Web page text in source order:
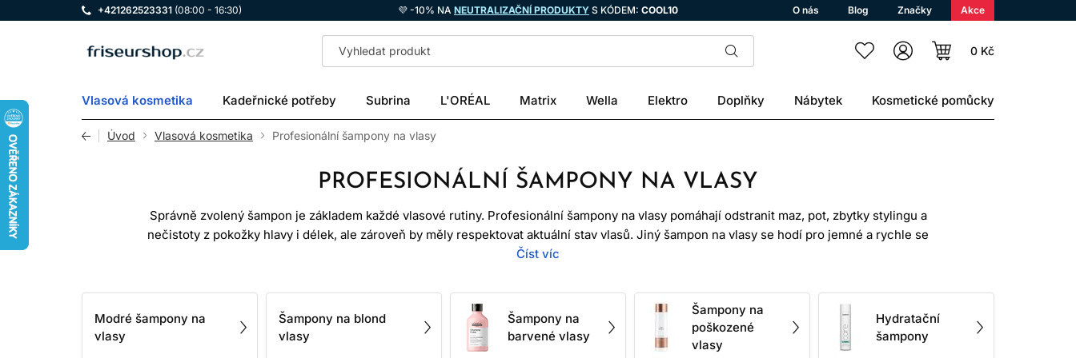
+421262523331 (08:00 - 16:30) 💜 -10% NA NEUTRALIZAČNÍ PRODUKTY S KÓDEM: COOL10 O nás Blog Značky Akce
LOMAX 0 Kč
Vlasová kosmetika Kadeřnické potřeby Subrina L'ORÉAL Matrix Wella Elektro Doplňky Nábytek Kosmetické pomůcky
Úvod Vlasová kosmetika Profesionální šampony na vlasy
PROFESIONÁLNÍ ŠAMPONY NA VLASY
Správně zvolený šampon je základem každé vlasové rutiny. Profesionální šampony na vlasy pomáhají odstranit maz, pot, zbytky stylingu a
nečistoty z pokožky hlavy i délek, ale zároveň by měly respektovat aktuální stav vlasů. Jiný šampon na vlasy se hodí pro jemné a rychle se
mastící vlasy, jiný pro suché délky, barvené vlasy, kudrny nebo citlivou pokožku hlavy. Proto se při výběru vyplatí dívat nejen na vůni či
V nabídce naleznete profesionální šampony na vlasy určené pro hydrataci, uhlazení, objem, ochranu barvy, podporu lesku, péči o blond
odstíny i specifické potřeby pokožky hlavy. Dobrý šampon vlasy nezatěžuje zbytečně, ale připraví je na další krok péče — kondicionér,
masku nebo bezoplachovou kúru.
Číst víc
Modré šampony na
vlasy
Šampony na blond
vlasy
Šampony na
barvené vlasy
Šampony na
poškozené
vlasy
Hydratační
šampony